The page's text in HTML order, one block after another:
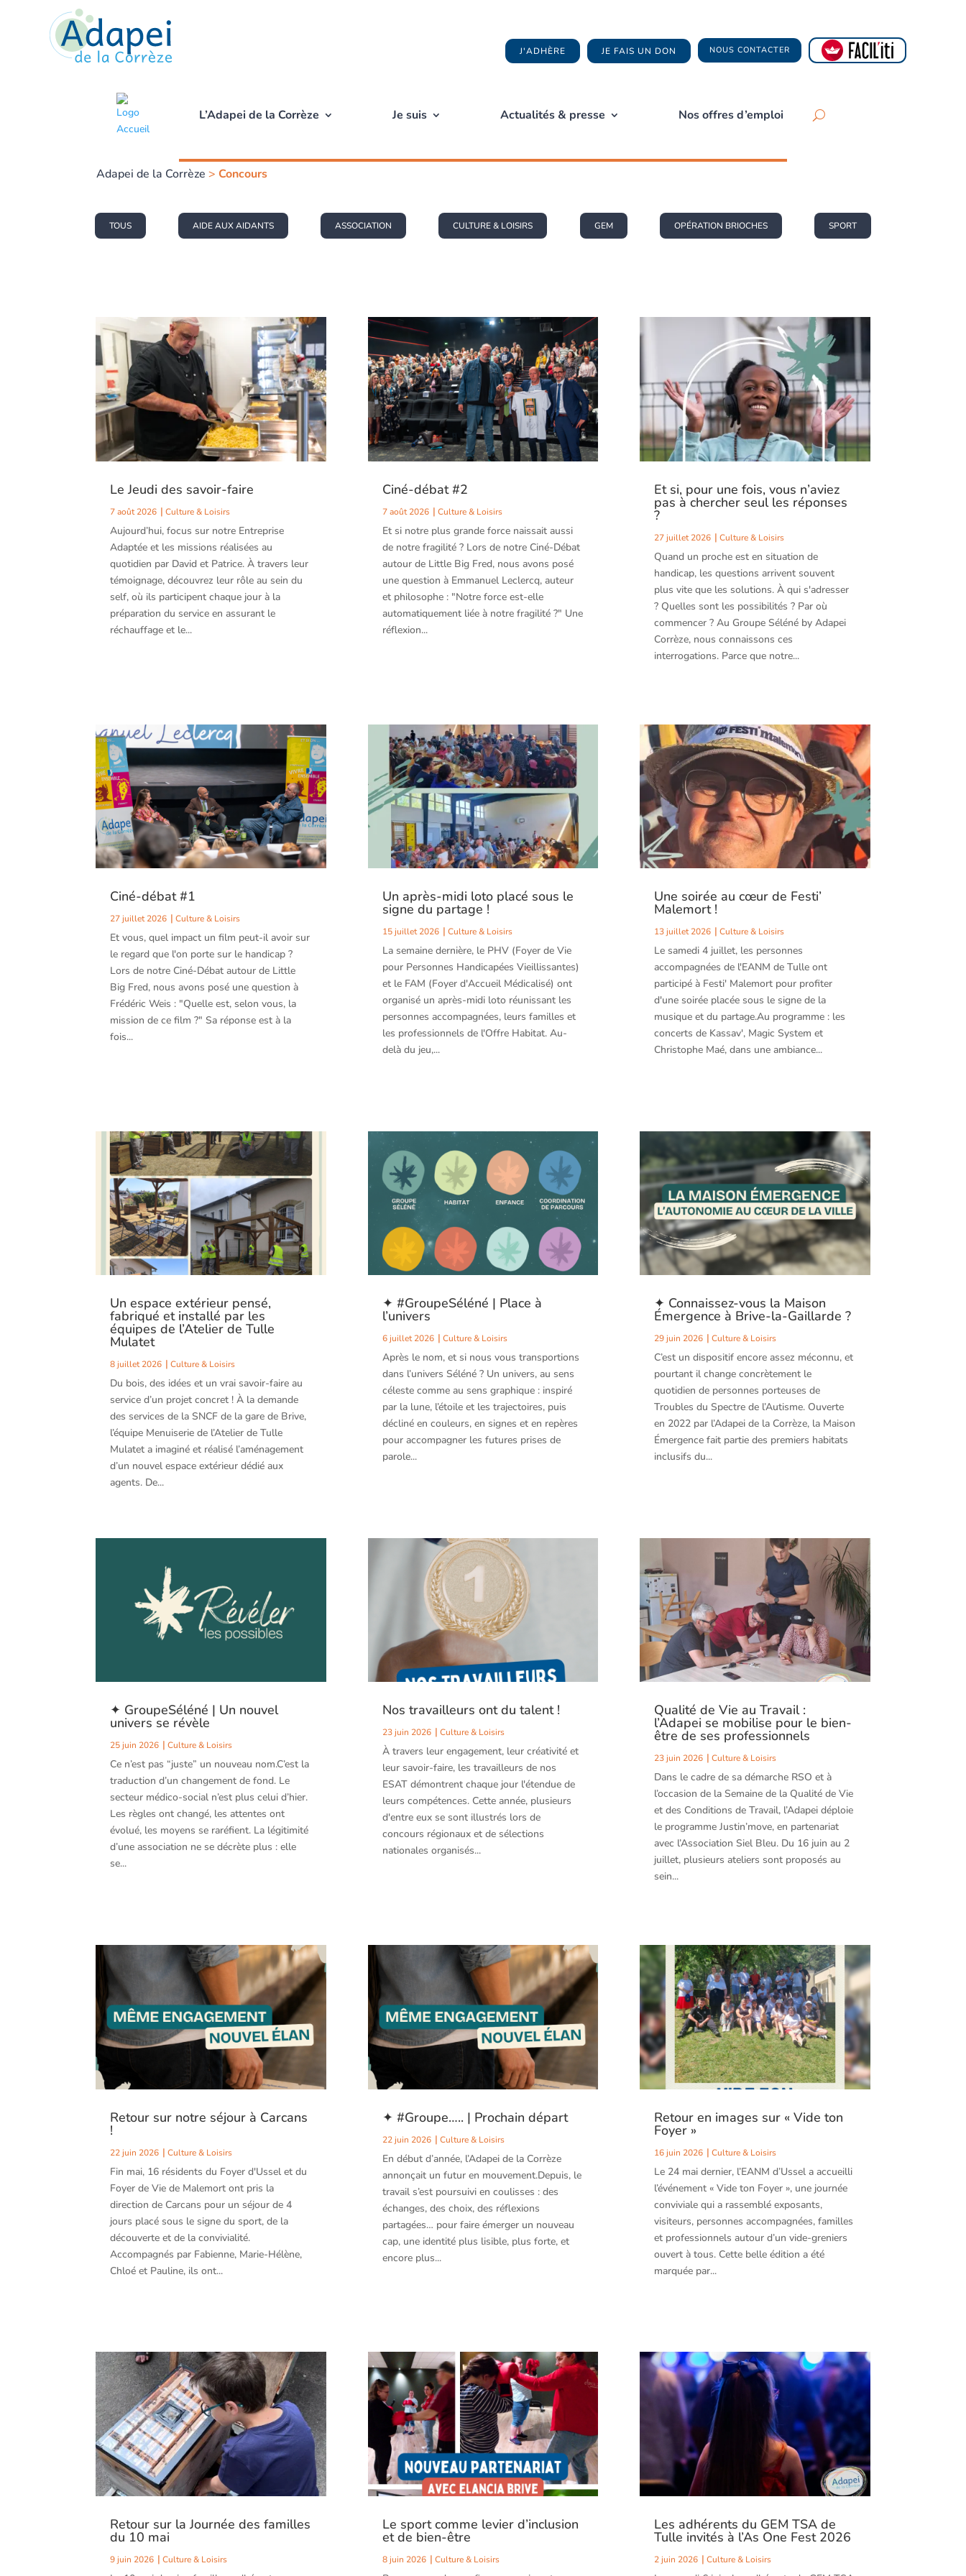
J'ADHÈRE JE FAIS UN DON NOUS CONTACTER
L’Adapei de la Corrèze Je suis Actualités & presse Nos offres d’emploi
Adapei de la Corrèze > Concours
TOUS AIDE AUX AIDANTS ASSOCIATION CULTURE & LOISIRS GEM OPÉRATION BRIOCHES SPORT
Le Jeudi des savoir-faire
7 août 2026 Culture & Loisirs
Aujourd’hui, focus sur notre Entreprise
Adaptée et les missions réalisées au
quotidien par David et Patrice. À travers leur
témoignage, découvrez leur rôle au sein du
self, où ils participent chaque jour à la
préparation du service en assurant le
réchauffage et le...
Ciné-débat #1
27 juillet 2026 Culture & Loisirs
Et vous, quel impact un film peut-il avoir sur
le regard que l'on porte sur le handicap ?
Lors de notre Ciné-Débat autour de Little
Big Fred, nous avons posé une question à
Frédéric Weis : "Quelle est, selon vous, la
mission de ce film ?" Sa réponse est à la
fois...
Un espace extérieur pensé,
fabriqué et installé par les
équipes de l’Atelier de Tulle
Mulatet
8 juillet 2026 Culture & Loisirs
Du bois, des idées et un vrai savoir-faire au
service d’un projet concret ! À la demande
des services de la SNCF de la gare de Brive,
l’équipe Menuiserie de l’Atelier de Tulle
Mulatet a imaginé et réalisé l’aménagement
d’un nouvel espace extérieur dédié aux
agents. De...
✦ GroupeSéléné | Un nouvel
univers se révèle
25 juin 2026 Culture & Loisirs
Ce n’est pas “juste” un nouveau nom.C’est la
traduction d’un changement de fond. Le
secteur médico-social n’est plus celui d’hier.
Les règles ont changé, les attentes ont
évolué, les moyens se raréfient. La légitimité
d’une association ne se décrète plus : elle
se...
Retour sur notre séjour à Carcans
!
22 juin 2026 Culture & Loisirs
Fin mai, 16 résidents du Foyer d'Ussel et du
Foyer de Vie de Malemort ont pris la
direction de Carcans pour un séjour de 4
jours placé sous le signe du sport, de la
découverte et de la convivialité.
Accompagnés par Fabienne, Marie-Hélène,
Chloé et Pauline, ils ont...
Retour sur la Journée des familles
du 10 mai
9 juin 2026 Culture & Loisirs
Ciné-débat #2
7 août 2026 Culture & Loisirs
Et si notre plus grande force naissait aussi
de notre fragilité ? Lors de notre Ciné-Débat
autour de Little Big Fred, nous avons posé
une question à Emmanuel Leclercq, auteur
et philosophe : "Notre force est-elle
automatiquement liée à notre fragilité ?" Une
réflexion...
Un après-midi loto placé sous le
signe du partage !
15 juillet 2026 Culture & Loisirs
La semaine dernière, le PHV (Foyer de Vie
pour Personnes Handicapées Vieillissantes)
et le FAM (Foyer d'Accueil Médicalisé) ont
organisé un après-midi loto réunissant les
personnes accompagnées, leurs familles et
les professionnels de l'Offre Habitat. Au-
delà du jeu,...
✦ #GroupeSéléné | Place à
l’univers
6 juillet 2026 Culture & Loisirs
Après le nom, et si nous vous transportions
dans l’univers Séléné ? Un univers, au sens
céleste comme au sens graphique : inspiré
par la lune, l’étoile et les trajectoires, puis
décliné en couleurs, en signes et en repères
pour accompagner les futures prises de
parole...
Nos travailleurs ont du talent !
23 juin 2026 Culture & Loisirs
À travers leur engagement, leur créativité et
leur savoir-faire, les travailleurs de nos
ESAT démontrent chaque jour l'étendue de
leurs compétences. Cette année, plusieurs
d'entre eux se sont illustrés lors de
concours régionaux et de sélections
nationales organisés...
✦ #Groupe….. | Prochain départ
22 juin 2026 Culture & Loisirs
En début d’année, l’Adapei de la Corrèze
annonçait un futur en mouvement.Depuis, le
travail s’est poursuivi en coulisses : des
échanges, des choix, des réflexions
partagées… pour faire émerger un nouveau
cap, une identité plus lisible, plus forte, et
encore plus...
Le sport comme levier d’inclusion
et de bien-être
8 juin 2026 Culture & Loisirs
Et si, pour une fois, vous n’aviez
pas à chercher seul les réponses
?
27 juillet 2026 Culture & Loisirs
Quand un proche est en situation de
handicap, les questions arrivent souvent
plus vite que les solutions. À qui s'adresser
? Quelles sont les possibilités ? Par où
commencer ? Au Groupe Séléné by Adapei
Corrèze, nous connaissons ces
interrogations. Parce que notre...
Une soirée au cœur de Festi’
Malemort !
13 juillet 2026 Culture & Loisirs
Le samedi 4 juillet, les personnes
accompagnées de l'EANM de Tulle ont
participé à Festi' Malemort pour profiter
d'une soirée placée sous le signe de la
musique et du partage.Au programme : les
concerts de Kassav', Magic System et
Christophe Maé, dans une ambiance...
✦ Connaissez-vous la Maison
Émergence à Brive-la-Gaillarde ?
29 juin 2026 Culture & Loisirs
C’est un dispositif encore assez méconnu, et
pourtant il change concrètement le
quotidien de personnes porteuses de
Troubles du Spectre de l’Autisme. Ouverte
en 2022 par l’Adapei de la Corrèze, la Maison
Émergence fait partie des premiers habitats
inclusifs du...
Qualité de Vie au Travail :
l’Adapei se mobilise pour le bien-
être de ses professionnels
23 juin 2026 Culture & Loisirs
Dans le cadre de sa démarche RSO et à
l’occasion de la Semaine de la Qualité de Vie
et des Conditions de Travail, l’Adapei déploie
le programme Justin’move, en partenariat
avec l’Association Siel Bleu. Du 16 juin au 2
juillet, plusieurs ateliers sont proposés au
sein...
Retour en images sur « Vide ton
Foyer »
16 juin 2026 Culture & Loisirs
Le 24 mai dernier, l’EANM d’Ussel a accueilli
l’événement « Vide ton Foyer », une journée
conviviale qui a rassemblé exposants,
visiteurs, personnes accompagnées, familles
et professionnels autour d’un vide-greniers
ouvert à tous. Cette belle édition a été
marquée par...
Les adhérents du GEM TSA de
Tulle invités à l’As One Fest 2026
2 juin 2026 Culture & Loisirs